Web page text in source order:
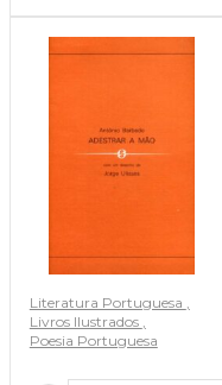
Literatura Portuguesa
Livros Ilustrados
Poesia Portuguesa